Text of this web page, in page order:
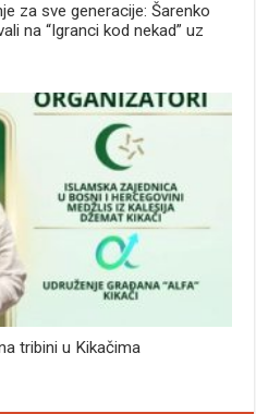
za sve generacije: Šarenko
na “Igranci kod nekad” uz
tribini u Kikačima